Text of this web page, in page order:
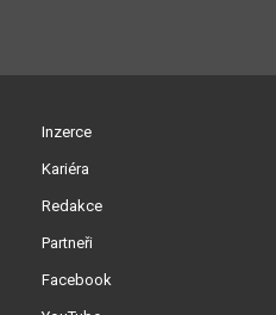
Inzerce
Kariéra
Redakce
Partneři
Facebook